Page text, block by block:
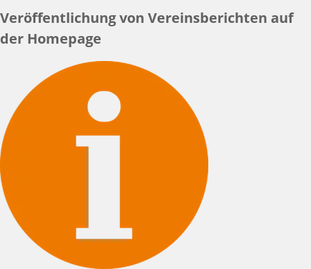
Veröffentlichung von Vereinsberichten auf
der Homepage